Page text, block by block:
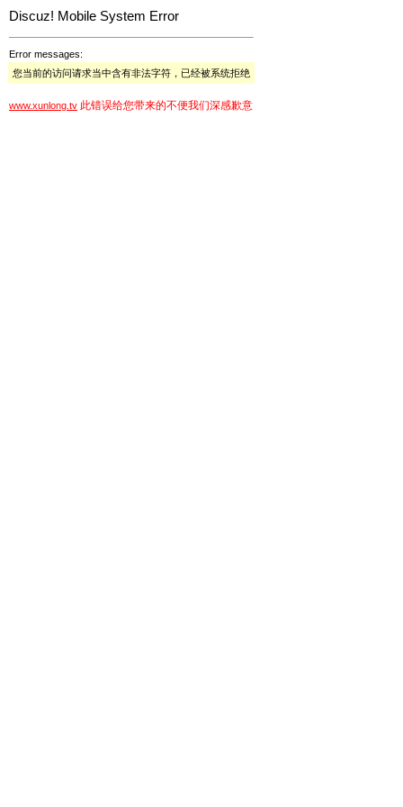
Discuz! Mobile System Error
Error messages:
您当前的访问请求当中含有非法字符，已经被系统拒绝
www.xunlong.tv 此错误给您带来的不便我们深感歉意